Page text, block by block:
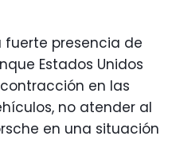
fuerte presencia de
Estados Unidos
en las
no atender al
en una situación